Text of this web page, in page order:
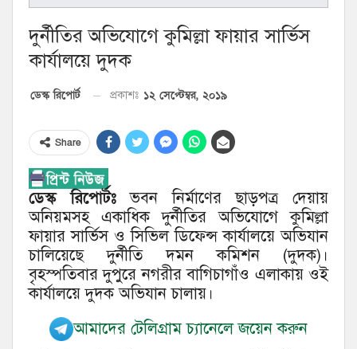
দুর্নীতির অভিযোগে কুমিল্লা ফায়ার সার্ভিস
কার্যালয়ে দুদক
ডেস্ক রিপোর্ট প্রকাশঃ ১২ সেপ্টেম্বর, ২০১৯
Share
ডেস্ক রিপোর্টঃভবন নির্মাণের ছাড়পত্র দেয়ায়
অনিয়মসহ একাধিক দুর্নীতির অভিযোগে কুমিল্লা
ফায়ার সার্ভিস ও সিভিল ডিফেন্স কার্যালয়ে অভিযান
চালিয়েছে দুর্নীতি দমন কমিশন (দুদক)।
বৃহস্পতিবার দুপুরে নগরীর বাগিচাগাঁও এলাকায় ওই
কার্যালয়ে দুদক অভিযান চালায়।
আমাদের টেলিগ্রাম চ্যানেলে জয়েন করুন